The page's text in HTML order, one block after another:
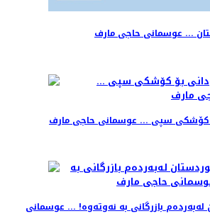
... عوسمانی حاجی مارف
کۆشکی سپی ... عوسمانی حاجی مارف
بازرگانی بە نەوتەوە! ... عوسمانی